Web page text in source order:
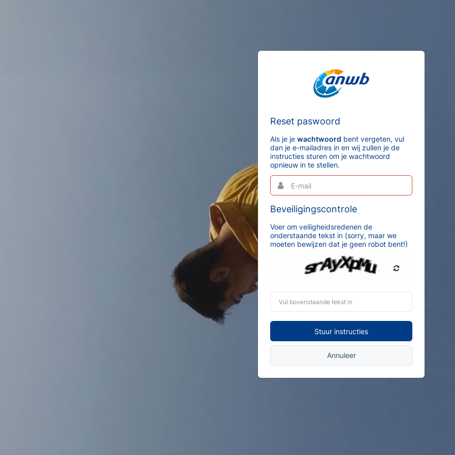
Reset paswoord
Als je je wachtwoord bent vergeten, vul
dan je e-mailadres in en wij zullen je de
instructies sturen om je wachtwoord
opnieuw in te stellen.
E-
mail
Dit
een
verplicht
veld.
Beveiligingscontrole
Voer om veiligheidsredenen de
onderstaande tekst in (sorry, maar we
moeten bewijzen dat je geen robot bent!)
Vul
bovenstaande
tekst
Stuur instructies
Annuleer